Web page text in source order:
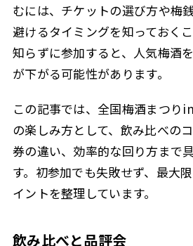
むには、チケットの選び方や梅
避けるタイミングを知っておく
知らずに参加すると、人気梅酒
が下がる可能性があります。
この記事では、全国梅酒まつり
の楽しみ方として、飲み比べの
券の違い、効率的な回り方まで
す。初参加でも失敗せず、最大
イントを整理しています。
飲み比べと品評会